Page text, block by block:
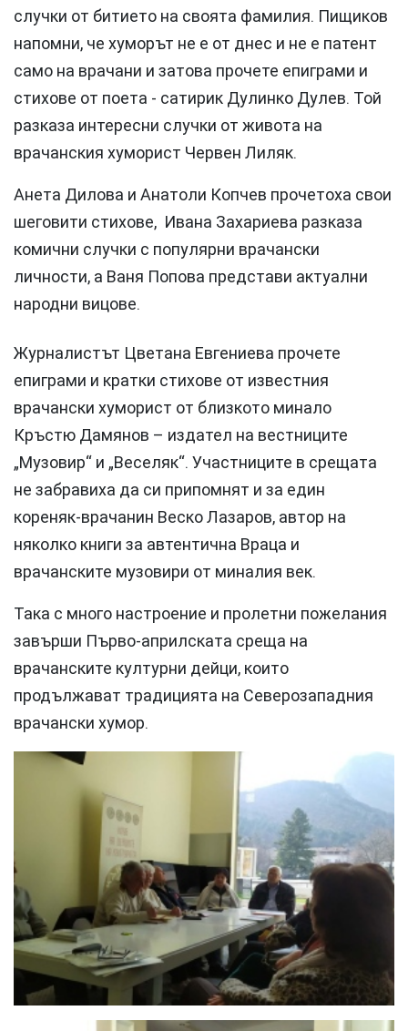
случки от битието на своята фамилия. Пищиков
напомни, че хуморът не е от днес и не е патент
само на врачани и затова прочете епиграми и
стихове от поета - сатирик Дулинко Дулев. Той
разказа интересни случки от живота на
врачанския хуморист Червен Лиляк.
Анета Дилова и Анатоли Копчев прочетоха свои
шеговити стихове, Ивана Захариева разказа
комични случки с популярни врачански
личности, а Ваня Попова представи актуални
народни вицове.
Журналистът Цветана Евгениева прочете
епиграми и кратки стихове от известния
врачански хуморист от близкото минало
Кръстю Дамянов – издател на вестниците
„Музовир“ и „Веселяк“. Участниците в срещата
не забравиха да си припомнят и за един
кореняк-врачанин Веско Лазаров, автор на
няколко книги за автентична Враца и
врачанските музовири от миналия век.
Така с много настроение и пролетни пожелания
завърши Първо-априлската среща на
врачанските културни дейци, които
продължават традицията на Северозападния
врачански хумор.